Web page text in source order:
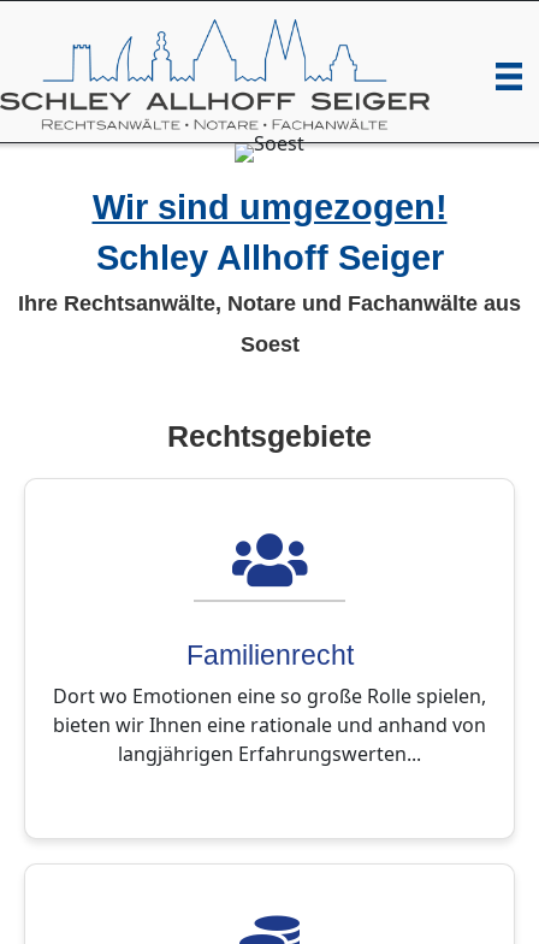
Wir sind umgezogen!
Schley Allhoff Seiger
Ihre Rechtsanwälte, Notare und Fachanwälte aus
Soest
Rechtsgebiete
Familienrecht
Dort wo Emotionen eine so große Rolle spielen,
bieten wir Ihnen eine rationale und anhand von
langjährigen Erfahrungswerten...